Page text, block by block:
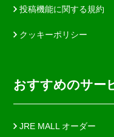
投稿機能に関する規約
クッキーポリシー
おすすめのサー
JRE MALL オーダー